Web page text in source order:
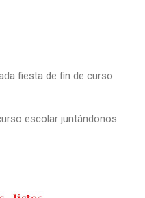
fiesta de fin de curso
escolar juntándonos